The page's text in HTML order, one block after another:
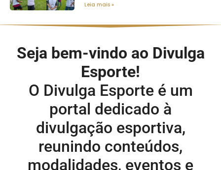
Leia mais »
Seja bem-vindo ao Divulga
Esporte!
O Divulga Esporte é um
portal dedicado à
divulgação esportiva,
reunindo conteúdos,
modalidades, eventos e